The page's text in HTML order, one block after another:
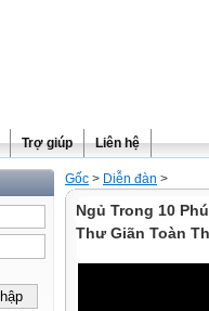
Trợ giúp Liên hệ
Gốc > Diễn đàn >
Ngủ Trong 10
Thư Giãn Toàn